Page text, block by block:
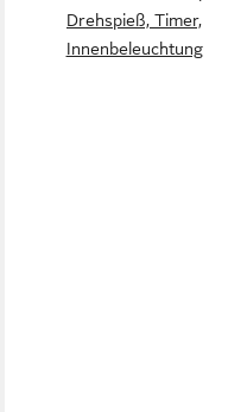
Drehspieß, Timer,
Innenbeleuchtung